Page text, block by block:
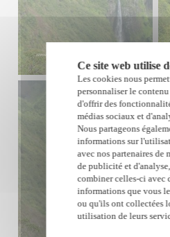
Ce site web utilise
Les cookies nous
personnaliser le
d'offrir des
médias sociaux et
Nous partageons
informations sur
avec nos partenaires de
de publicité et
combiner celles-ci avec
informations que vous
ou qu'ils ont collectées
utilisation de leurs